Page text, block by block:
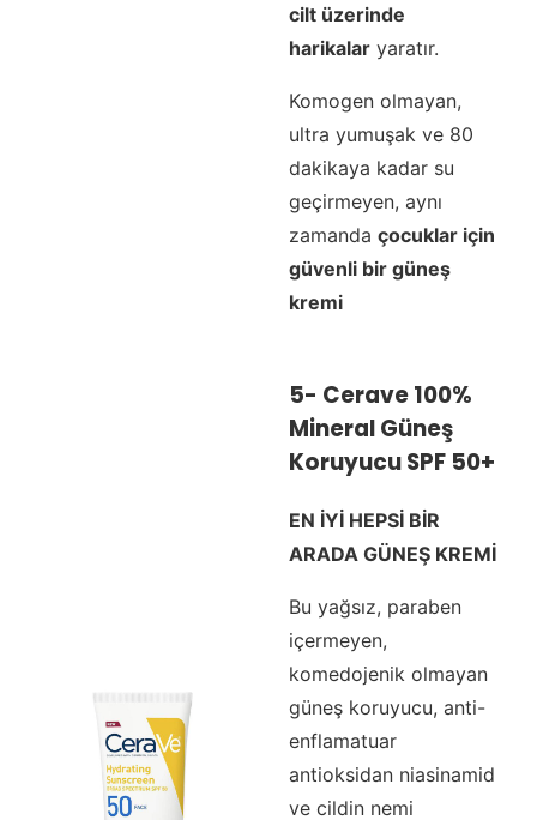
cilt üzerinde
harikalaryaratır.
Komogen olmayan,
ultra yumuşak ve 80
dakikaya kadar su
geçirmeyen, aynı
zamanda çocuklar için
güvenli bir güneş
kremi
5- Cerave 100%
Mineral Güneş
Koruyucu SPF 50+
EN İYİ HEPSİ BİR
ARADA GÜNEŞ KREMİ
Bu yağsız, paraben
içermeyen,
komedojenik olmayan
güneş koruyucu, anti-
enflamatuar
antioksidan niasinamid
ve cildin nemi